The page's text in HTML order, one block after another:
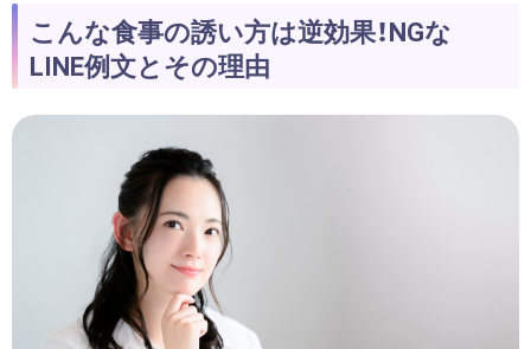
こんな食事の誘い方は逆効果！NGな
LINE例文とその理由